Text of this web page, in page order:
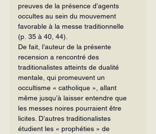
preuves de la présence d’agents
occultes au sein du mouvement
favorable à la messe traditionnelle
(p. 35 à 40, 44).
De fait, l’auteur de la présente
recension a rencontré des
traditionalistes atteints de dualité
mentale, qui promeuvent un
occultisme « catholique », allant
même jusqu’à laisser entendre que
les messes noires pourraient être
licites. D’autres traditionalistes
étudient les « prophéties » de